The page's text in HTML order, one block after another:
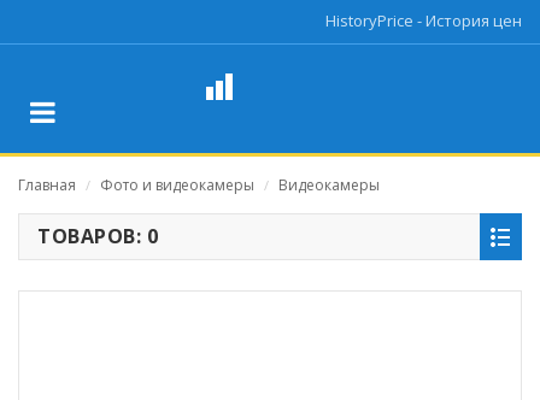
HistoryPrice - История цен
Главная / Фото и видеокамеры / Видеокамеры
ТОВАРОВ: 0